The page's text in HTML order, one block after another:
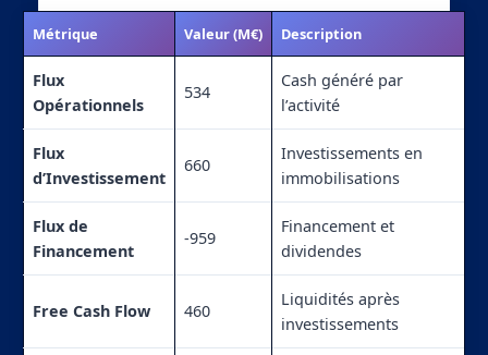
Métrique Valeur (M€) Description
Flux
Opérationnels
534
Cash généré par
l’activité
Flux
d’Investissement
660
Investissements en
immobilisations
Flux de
Financement
-959
Financement et
dividendes
Free Cash Flow 460
Liquidités après
investissements